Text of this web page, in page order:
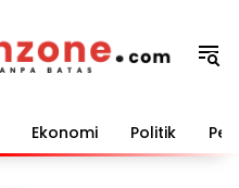
Ekonomi Politik